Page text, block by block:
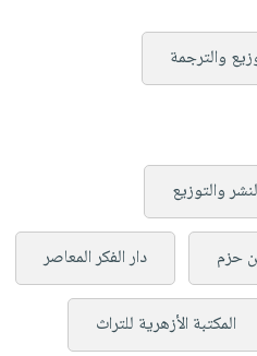
والترجمة
والتوزيع
حزم دار الفكر المعاصر
المكتبة الأزهرية للتراث